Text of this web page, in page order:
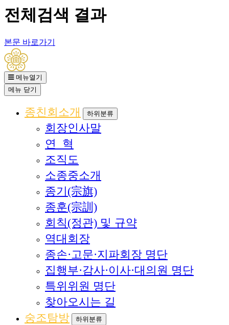
전체검색 결과
본문 바로가기
메뉴열기
메뉴 닫기
종친회소개 하위분류
회장인사말
연 혁
조직도
소종중소개
종기(宗旗)
종훈(宗訓)
회칙(정관) 및 규약
역대회장
종손·고문·지파회장 명단
집행부·감사·이사·대의원 명단
특위위원 명단
찾아오시는 길
숭조탐방
하위분류